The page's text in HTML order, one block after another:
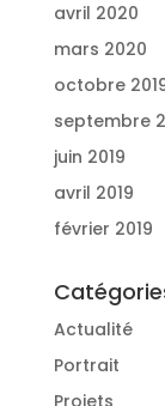
avril 2020
mars 2020
octobre
septembre
juin 2019
avril 2019
février 2019
Actualité
Portrait